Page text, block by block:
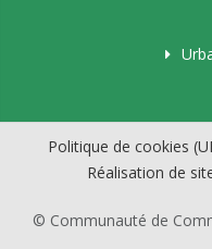
Politique de cookies
Réalisation de
© Communauté de